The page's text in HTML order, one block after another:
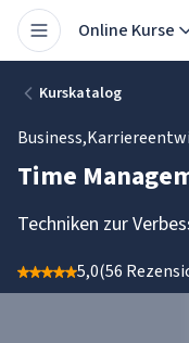
Online Kurse
Kurskatalog
Business,
Time
Techniken zur
5,0(56